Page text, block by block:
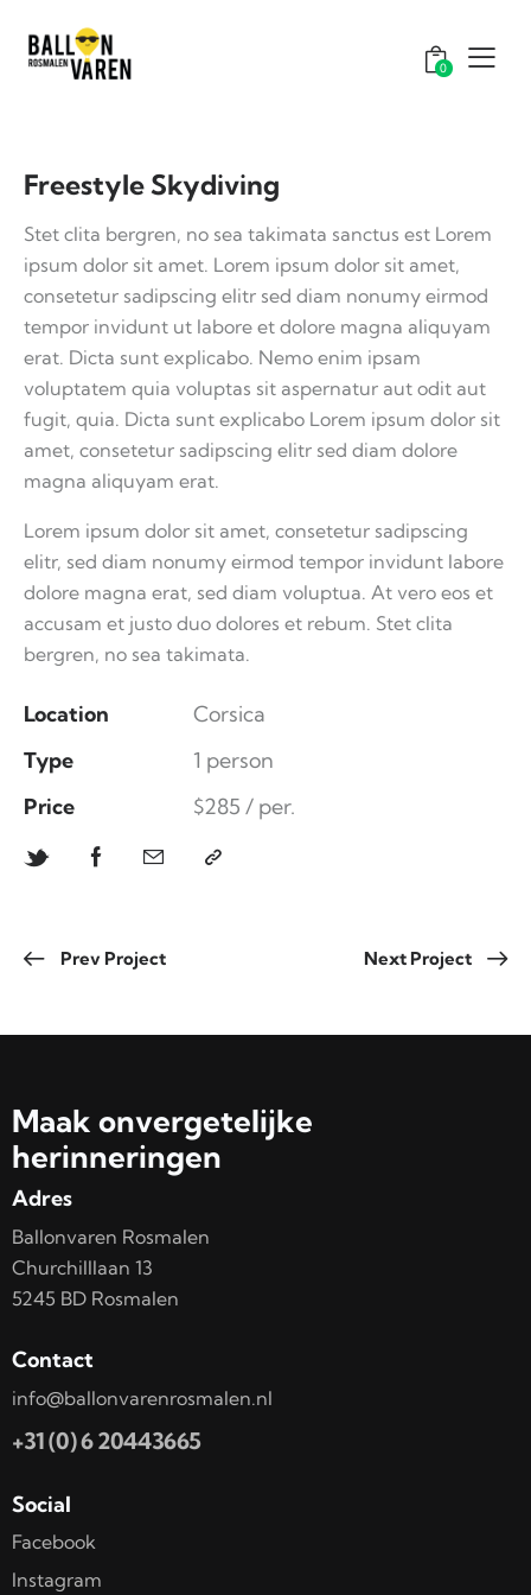
0
Freestyle Skydiving
Stet clita bergren, no sea takimata sanctus est Lorem
ipsum dolor sit amet. Lorem ipsum dolor sit amet,
consetetur sadipscing elitr sed diam nonumy eirmod
tempor invidunt ut labore et dolore magna aliquyam
erat. Dicta sunt explicabo. Nemo enim ipsam
voluptatem quia voluptas sit aspernatur aut odit aut
fugit, quia. Dicta sunt explicabo Lorem ipsum dolor sit
amet, consetetur sadipscing elitr sed diam dolore
magna aliquyam erat.
Lorem ipsum dolor sit amet, consetetur sadipscing
elitr, sed diam nonumy eirmod tempor invidunt labore
dolore magna erat, sed diam voluptua. At vero eos et
accusam et justo duo dolores et rebum. Stet clita
bergren, no sea takimata.
Location
Corsica
Type
1 person
Price
$285 / per.
Prev Project Next Project
Maak onvergetelijke
herinneringen
Adres
Ballonvaren Rosmalen
Churchilllaan 13
5245 BD Rosmalen
Contact
info@ballonvarenrosmalen.nl
+31 (0) 6 20443665
Social
Facebook
Instagram